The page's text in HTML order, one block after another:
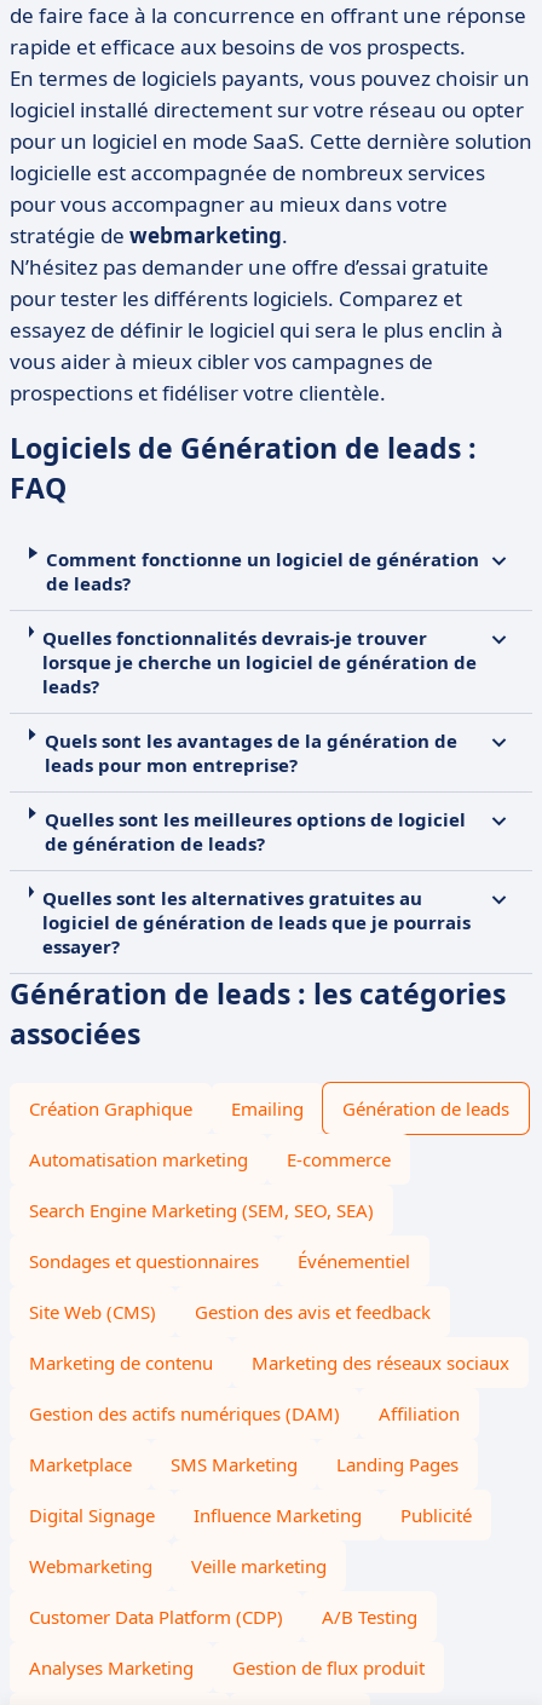
de faire face à la concurrence en offrant une réponse
rapide et efficace aux besoins de vos prospects.
En termes de logiciels payants, vous pouvez choisir un
logiciel installé directement sur votre réseau ou opter
pour un logiciel en mode SaaS. Cette dernière solution
logicielle est accompagnée de nombreux services
pour vous accompagner au mieux dans votre
stratégie de webmarketing.
N’hésitez pas demander une offre d’essai gratuite
pour tester les différents logiciels. Comparez et
essayez de définir le logiciel qui sera le plus enclin à
vous aider à mieux cibler vos campagnes de
prospections et fidéliser votre clientèle.
Logiciels de Génération de leads :
FAQ
Comment fonctionne un logiciel de génération
de leads?
Quelles fonctionnalités devrais-je trouver
lorsque je cherche un logiciel de génération de
leads?
Quels sont les avantages de la génération de
leads pour mon entreprise?
Quelles sont les meilleures options de logiciel
de génération de leads?
Quelles sont les alternatives gratuites au
logiciel de génération de leads que je pourrais
essayer?
Génération de leads : les catégories
associées
Création Graphique Emailing Génération de leads
Automatisation marketing E-commerce
Search Engine Marketing (SEM, SEO, SEA)
Sondages et questionnaires Événementiel
Site Web (CMS) Gestion des avis et feedback
Marketing de contenu Marketing des réseaux sociaux
Gestion des actifs numériques (DAM) Affiliation
Marketplace SMS Marketing Landing Pages
Digital Signage Influence Marketing Publicité
Webmarketing Veille marketing
Customer Data Platform (CDP) A/B Testing
Analyses Marketing Gestion de flux produit